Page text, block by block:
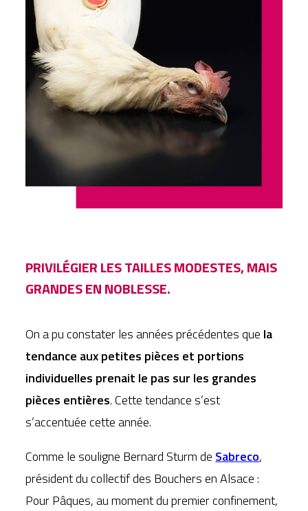
PRIVILÉGIER LES TAILLES MODESTES, MAIS
GRANDES EN NOBLESSE.
On a pu constater les années précédentes que la
tendance aux petites pièces et portions
individuelles prenait le pas sur les grandes
pièces entières. Cette tendance s’est
s’accentuée cette année.
Comme le souligne Bernard Sturm de Sabreco,
président du collectif des Bouchers en Alsace :
Pour Pâques, au moment du premier confinement,